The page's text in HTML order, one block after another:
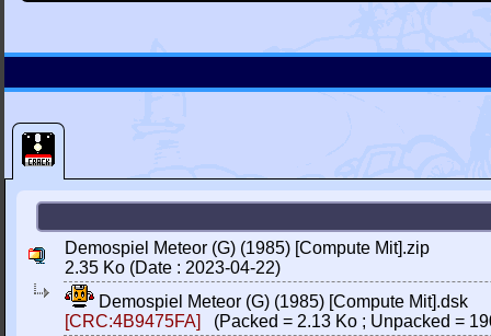
Demospiel Meteor (G) (1985) [Compute Mit].zip
2.35 Ko (Date : 2023-04-22)
Demospiel Meteor (G) (1985) [Compute Mit].dsk
[CRC:4B9475FA]
(Packed = 2.13 Ko ; Unpacked =